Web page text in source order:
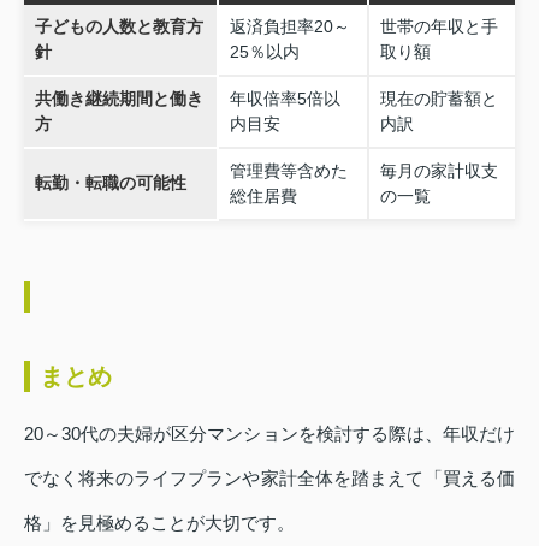
子どもの人数と教育方
針
返済負担率20～
25％以内
世帯の年収と手
取り額
共働き継続期間と働き
方
年収倍率5倍以
内目安
現在の貯蓄額と
内訳
転勤・転職の可能性
管理費等含めた
総住居費
毎月の家計収支
の一覧
まとめ
20～30代の夫婦が区分マンションを検討する際は、年収だけ
でなく将来のライフプランや家計全体を踏まえて「買える価
格」を見極めることが大切です。